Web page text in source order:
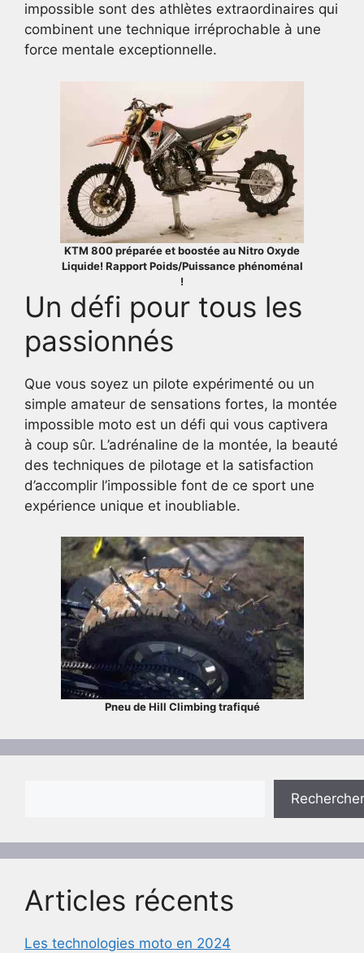
impossible sont des athlètes extraordinaires qui
combinent une technique irréprochable à une
force mentale exceptionnelle.
KTM 800 préparée et boostée au Nitro Oxyde
Liquide! Rapport Poids/Puissance phénoménal
!
Un défi pour tous les
passionnés
Que vous soyez un pilote expérimenté ou un
simple amateur de sensations fortes, la montée
impossible moto est un défi qui vous captivera
à coup sûr. L’adrénaline de la montée, la beauté
des techniques de pilotage et la satisfaction
d’accomplir l’impossible font de ce sport une
expérience unique et inoubliable.
Pneu de Hill Climbing trafiqué
Rechercher
Articles récents
Les technologies moto en 2024